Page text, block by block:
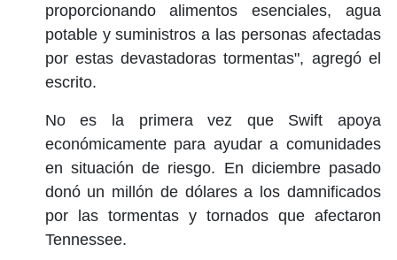
proporcionando alimentos esenciales, agua
potable y suministros a las personas afectadas
por estas devastadoras tormentas", agregó el
escrito.
No es la primera vez que Swift apoya
económicamente para ayudar a comunidades
en situación de riesgo. En diciembre pasado
donó un millón de dólares a los damnificados
por las tormentas y tornados que afectaron
Tennessee.